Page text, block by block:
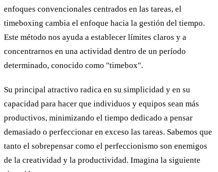
enfoques convencionales centrados en las tareas, el
timeboxing cambia el enfoque hacia la gestión del tiempo.
Este método nos ayuda a establecer límites claros y a
concentrarnos en una actividad dentro de un período
determinado, conocido como "timebox".
Su principal atractivo radica en su simplicidad y en su
capacidad para hacer que individuos y equipos sean más
productivos, minimizando el tiempo dedicado a pensar
demasiado o perfeccionar en exceso las tareas. Sabemos que
tanto el sobrepensar como el perfeccionismo son enemigos
de la creatividad y la productividad. Imagina la siguiente